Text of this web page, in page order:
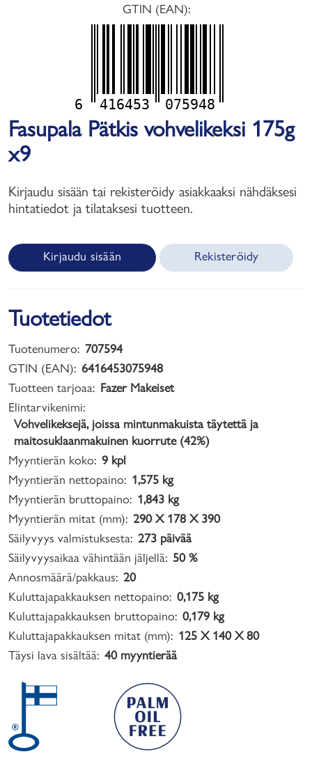
GTIN (EAN):
6 416453 075948
Fasupala Pätkis vohvelikeksi 175g
x9
Kirjaudu sisään tai rekisteröidy asiakkaaksi nähdäksesi
hintatiedot ja tilataksesi tuotteen.
Kirjaudu sisään Rekisteröidy
Tuotetiedot
Tuotenumero: 707594
GTIN (EAN): 6416453075948
Tuotteen tarjoaa: Fazer Makeiset
Elintarvikenimi:
Vohvelikeksejä, joissa mintunmakuista täytettä ja
maitosuklaanmakuinen kuorrute (42%)
Myyntierän koko: 9 kpl
Myyntierän nettopaino: 1,575 kg
Myyntierän bruttopaino: 1,843 kg
Myyntierän mitat (mm): 290 X 178 X 390
Säilyvyys valmistuksesta: 273 päivää
Säilyvyysaikaa vähintään jäljellä: 50 %
Annosmäärä/pakkaus: 20
Kuluttajapakkauksen nettopaino: 0,175 kg
Kuluttajapakkauksen bruttopaino: 0,179 kg
Kuluttajapakkauksen mitat (mm): 125 X 140 X 80
Täysi lava sisältää: 40 myyntierää